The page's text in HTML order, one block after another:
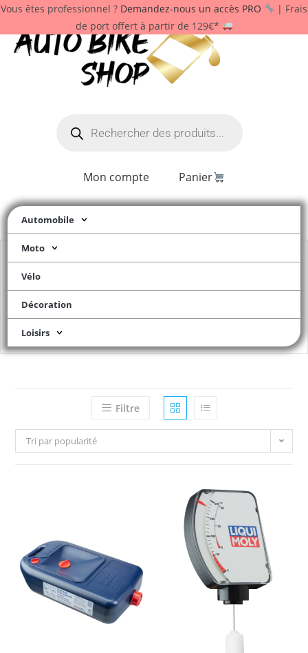
Vous êtes professionnel ? Demandez-nous un accès PRO
| Frais
de port offert à partir de 129€*
Mon compte Panier
Automobile
Moto
Vélo
Décoration
Loisirs
Filtre
Tri par popularité